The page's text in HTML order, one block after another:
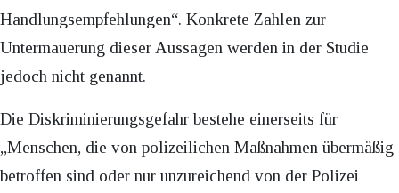
Handlungsempfehlungen“. Konkrete Zahlen zur
Untermauerung dieser Aussagen werden in der Studie
jedoch nicht genannt.
Die Diskriminierungsgefahr bestehe einerseits für
„Menschen, die von polizeilichen Maßnahmen übermäßig
betroffen sind oder nur unzureichend von der Polizei